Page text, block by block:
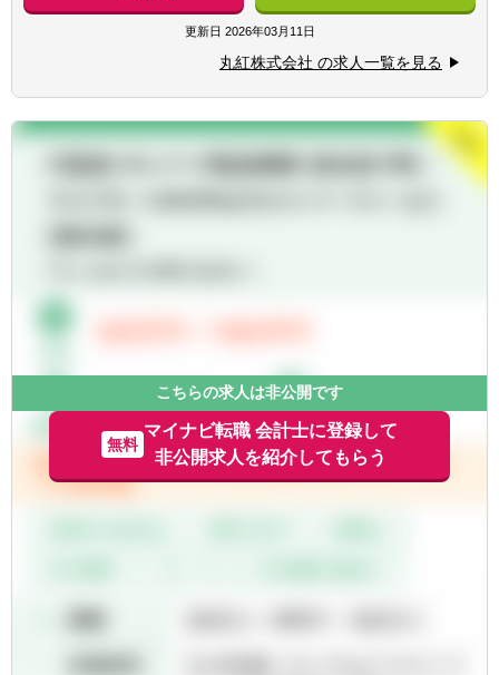
・日本公認会計士協会準会員の資格保有(公認
会計士試験合格者)
・税理士資格保有(税理士法人での実務経験が
・全社税務戦略の企画・立案業務
入社当初は上記の決算関連業務あるいは税務
関連業務を担当することになります。その
後、部内のローテーションなどを通じて、経
理・税務分野に関わる様々な業務経験を積む
こととなります。将来的には、本人の希望や
内外事業会社の経理・税務業務に就きます。
更新日 2026年03月11日
丸紅株式会社 の求人一覧を見る
こちらの求人は非公開です
無料
マイナビ転職 会計士に登録して
非公開求人を紹介してもらう